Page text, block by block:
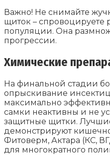
Важно! Не снимайте
щиток – спровоцируете
популяции. Она
прогрессии.
Химические
На финальной стадии
опрыскивание
максимально
самки неактивны и не
защитные щитки.
демонстрируют
Фитоверм, Актара (КС,
для многократного